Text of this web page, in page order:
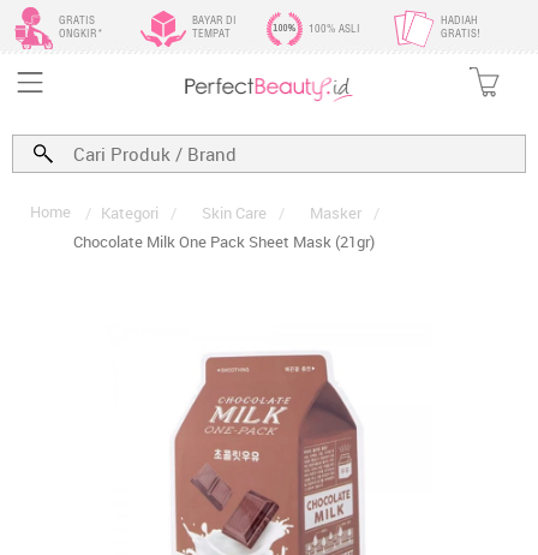
GRATIS
ONGKIR*
BAYAR DI
TEMPAT
100% ASLI
HADIAH
GRATIS!
Home / Kategori / Skin Care / Masker
/
Chocolate Milk One Pack Sheet Mask (21gr)